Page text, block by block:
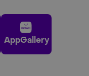
AppGallery